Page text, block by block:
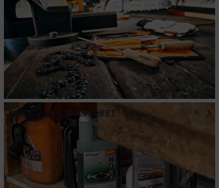
POLTTO- JA VOITELUAINEET